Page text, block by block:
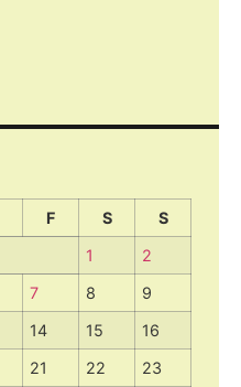
F S
S
1
2
7 8
9
14 15
16
21 22
23